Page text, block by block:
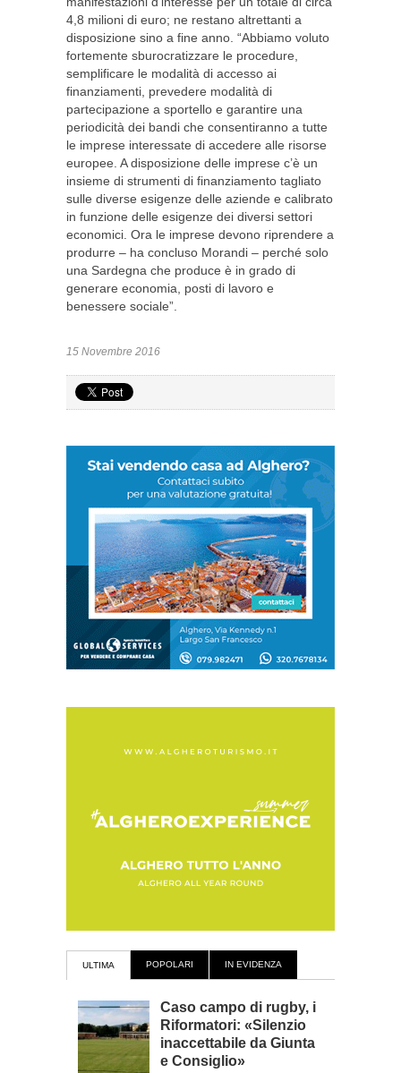
4,8 milioni di euro; ne restano altrettanti a
disposizione sino a fine anno. “Abbiamo voluto
fortemente sburocratizzare le procedure,
semplificare le modalità di accesso ai
finanziamenti, prevedere modalità di
partecipazione a sportello e garantire una
periodicità dei bandi che consentiranno a tutte
le imprese interessate di accedere alle risorse
europee. A disposizione delle imprese c’è un
insieme di strumenti di finanziamento tagliato
sulle diverse esigenze delle aziende e calibrato
in funzione delle esigenze dei diversi settori
economici. Ora le imprese devono riprendere a
produrre – ha concluso Morandi – perché solo
una Sardegna che produce è in grado di
generare economia, posti di lavoro e
benessere sociale”.
15 Novembre 2016
ULTIMA POPOLARI IN EVIDENZA
Caso campo di rugby, i
Riformatori: «Silenzio
inaccettabile da Giunta
e Consiglio»